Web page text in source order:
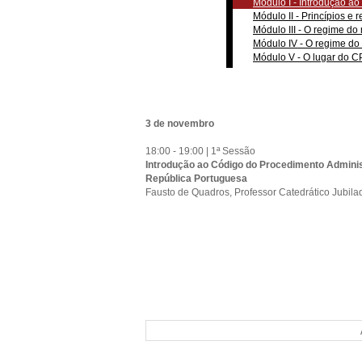
Módulo II - Princípios e
Módulo III - O regime
Módulo IV - O regime
Módulo V - O lugar do
3 de novembro
18:00 - 19:00 | 1ª Sessão
Introdução ao Código do Procedimento
República Portuguesa
Fausto de Quadros, Professor Catedrático